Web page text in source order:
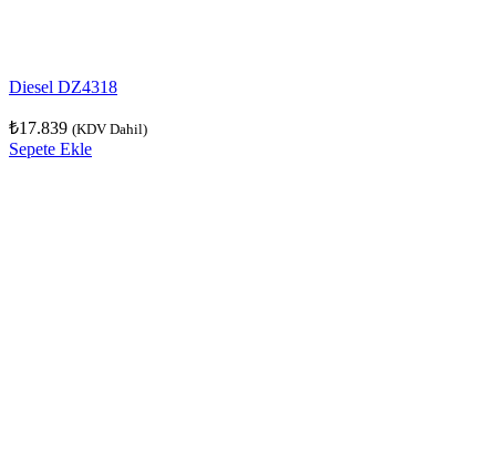
Diesel DZ4318
₺17.839 (KDV Dahil)
Sepete Ekle